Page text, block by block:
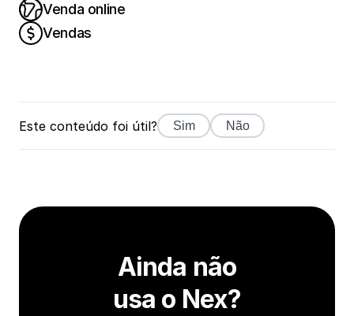
Venda online
Vendas
Este conteúdo foi útil? Sim Não
Ainda não
usa o Nex?